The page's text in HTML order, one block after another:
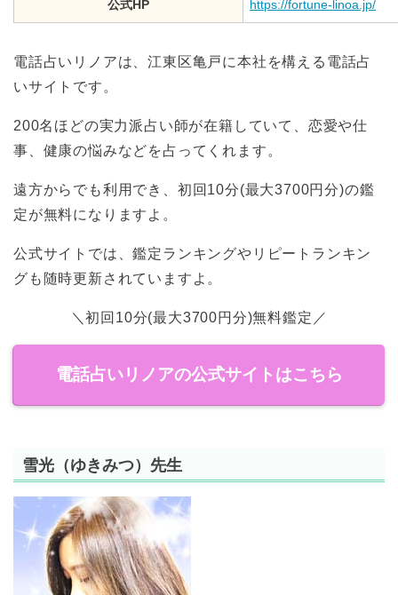
公式HP https://fortune-linoa.jp/
電話占いリノアは、江東区亀戸に本社を構える電話占
いサイトです。
200名ほどの実力派占い師が在籍していて、恋愛や仕
事、健康の悩みなどを占ってくれます。
遠方からでも利用でき、初回10分(最大3700円分)の鑑
定が無料になりますよ。
公式サイトでは、鑑定ランキングやリピートランキン
グも随時更新されていますよ。
＼初回10分(最大3700円分)無料鑑定／
電話占いリノアの公式サイトはこちら
雪光（ゆきみつ）先生